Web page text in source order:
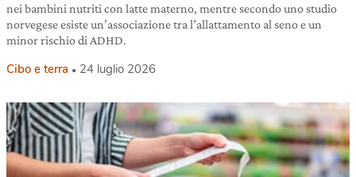
nei bambini nutriti con latte materno, mentre secondo uno studio
norvegese esiste un’associazione tra l’allattamento al seno e un
minor rischio di ADHD.
Cibo e terra 24 luglio 2026